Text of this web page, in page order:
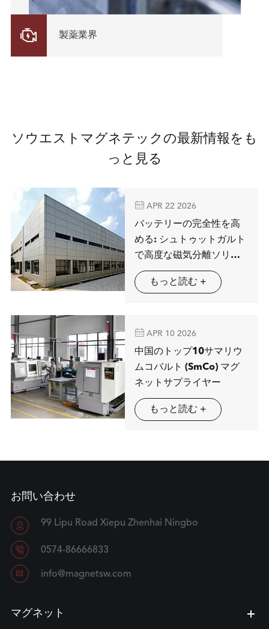
 製薬業界
ソウエストマグネテックの最新情報をも
っと見る
 APR 22 2026
バッテリーの完全性を高
める: シュトゥットガルト
で高度な磁気分離ソリュ
ーションを展示するMAG
SPRINGもっと読む +
 APR 10 2026
中国のトップ10サマリウ
ムコバルト (SmCo) マグ
ネットサプライヤー
もっと読む +
お問い合わせ
 99 Lipu Road Xiepu Zhenhai Ningbo
 0574-86666833
 info@magnetsw.com
マグネット